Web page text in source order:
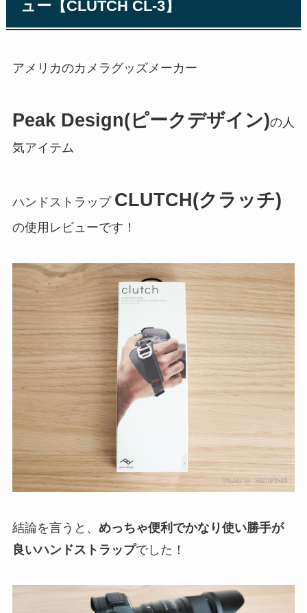
ュー【CLUTCH CL-3】
アメリカのカメラグッズメーカー
Peak Design(ピークデザイン)の人
気アイテム
ハンドストラップ CLUTCH(クラッチ)
の使用レビューです！
結論を言うと、 めっちゃ便利でかなり使い勝手が
良いハンドストラップでした！